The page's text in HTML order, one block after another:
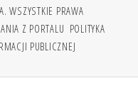
WSZYSTKIE PRAWA
Z PORTALU POLITYKA
PUBLICZNEJ